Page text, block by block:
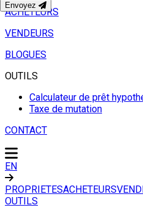
ACHETEURS
VENDEURS
BLOGUES
OUTILS
Calculateur de prêt
Taxe de mutation
CONTACT
EN
PROPRIETESACHETEURS
OUTILS
Envoyez